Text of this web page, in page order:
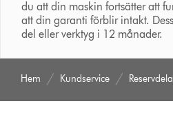
du att din maskin fortsätter att
att din garanti förblir intakt.
del eller verktyg i 12 månader.
Hem Kundservice